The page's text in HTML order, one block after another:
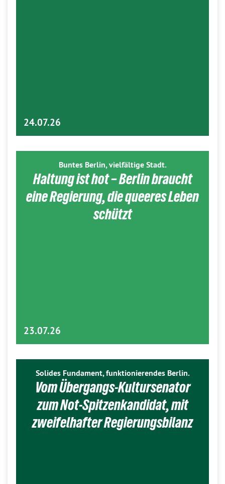
24.07.26
Buntes Berlin, vielfältige Stadt.
Haltung ist hot – Berlin braucht
eine Regierung, die queeres Leben
schützt
23.07.26
Solides Fundament, funktionierendes Berlin.
Vom Übergangs-Kultursenator
zum Not-Spitzenkandidat, mit
zweifelhafter Regierungsbilanz